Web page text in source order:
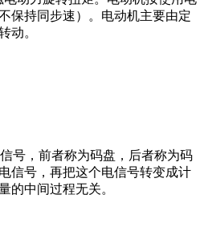
保持同步速）。电动机主要由定
动。
号，前者称为码盘，后者称为码
信号，再把这个电信号转变成计
的中间过程无关。